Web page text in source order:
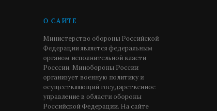
О САЙТЕ
Министерство обороны Российской
Федерации является федеральным
органом исполнительной власти
Росссии. Минобороны России
организует военную политику и
осуществляющий государственное
управление в области обороны
Российской Федерации. На сайте